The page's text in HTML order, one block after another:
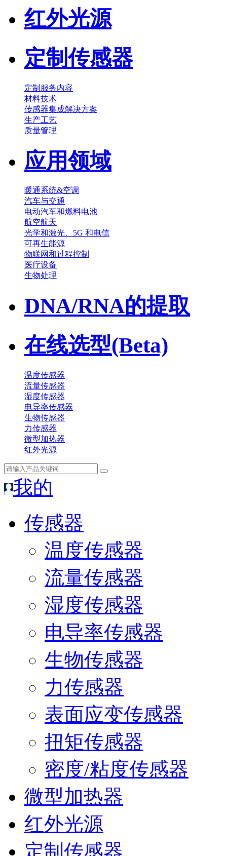
红外光源
定制传感器
定制服务内容
材料技术
传感器集成解决方案
生产工艺
质量管理
应用领域
暖通系统&空调
汽车与交通
电动汽车和燃料电池
航空航天
光学和激光、5G 和电信
可再生能源
物联网和过程控制
医疗设备
生物处理
DNA/RNA的提取
在线选型(Beta)
温度传感器
流量传感器
湿度传感器
电导率传感器
生物传感器
力传感器
微型加热器
红外光源
我的
传感器
温度传感器
流量传感器
湿度传感器
电导率传感器
生物传感器
力传感器
表面应变传感器
扭矩传感器
密度/粘度传感器
微型加热器
红外光源
定制传感器